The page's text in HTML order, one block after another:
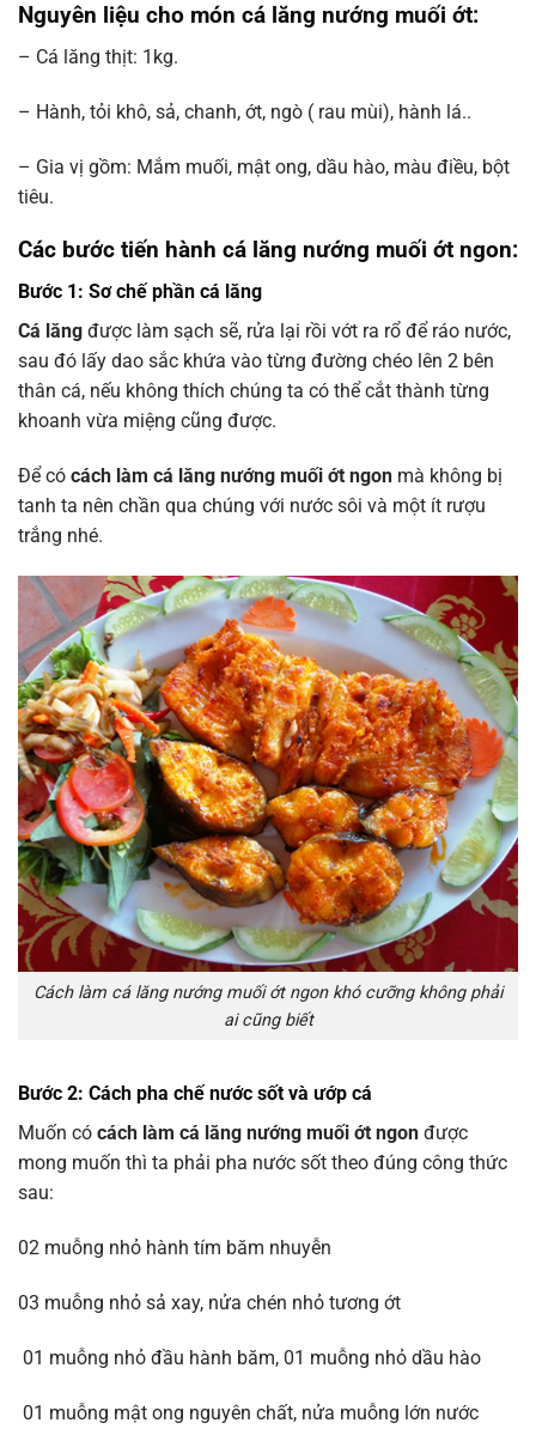
Nguyên liệu cho món cá lăng nướng muối ớt:
– Cá lăng thịt: 1kg.
– Hành, tỏi khô, sả, chanh, ớt, ngò ( rau mùi), hành lá..
– Gia vị gồm: Mắm muối, mật ong, dầu hào, màu điều, bột
tiêu.
Các bước tiến hành cá lăng nướng muối ớt ngon:
Bước 1: Sơ chế phần cá lăng
Cá lăng được làm sạch sẽ, rửa lại rồi vớt ra rổ để ráo nước,
sau đó lấy dao sắc khứa vào từng đường chéo lên 2 bên
thân cá, nếu không thích chúng ta có thể cắt thành từng
khoanh vừa miệng cũng được.
Để có cách làm cá lăng nướng muối ớt ngon mà không bị
tanh ta nên chần qua chúng với nước sôi và một ít rượu
trắng nhé.
Cách làm cá lăng nướng muối ớt ngon khó cưỡng không phải
ai cũng biết
Bước 2: Cách pha chế nước sốt và ướp cá
Muốn có cách làm cá lăng nướng muối ớt ngon được
mong muốn thì ta phải pha nước sốt theo đúng công thức
sau:
02 muỗng nhỏ hành tím băm nhuyễn
03 muỗng nhỏ sả xay, nửa chén nhỏ tương ớt
01 muỗng nhỏ đầu hành băm, 01 muỗng nhỏ dầu hào
01 muỗng mật ong nguyên chất, nửa muỗng lớn nước